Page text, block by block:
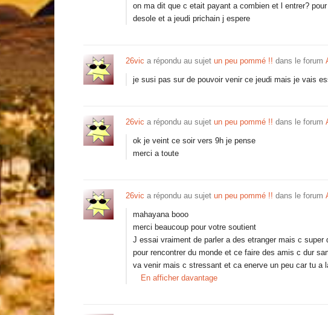
on ma dit que c etait payant a combien et l entrer?
desole et a jeudi prichain j espere
26vic a répondu au sujet un peu pommé !! dans le forum
je susi pas sur de pouvoir venir ce jeudi mais je vais
26vic a répondu au sujet un peu pommé !! dans le forum
ok je veint ce soir vers 9h je pense
merci a toute
26vic a répondu au sujet un peu pommé !! dans le forum
mahayana booo
merci beaucoup pour votre soutient
J essai vraiment de parler a des etranger mais c
pour rencontrer du monde et ce faire des amis c dur
va venir mais c stressant et ca enerve un peu car tu
En afficher davantage